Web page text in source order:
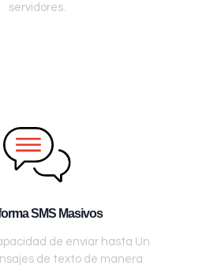
servidores.
SMS Masivos
de enviar hasta Un
de texto de manera